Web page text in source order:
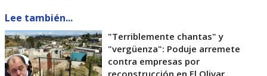
Lee también...
"Terriblemente chantas" y
"vergüenza": Poduje arremete
contra empresas por
reconstrucción en El Olivar